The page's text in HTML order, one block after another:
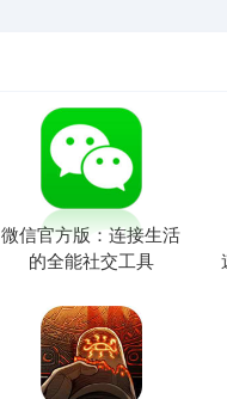
微信官方版：连接生活
的全能社交工具